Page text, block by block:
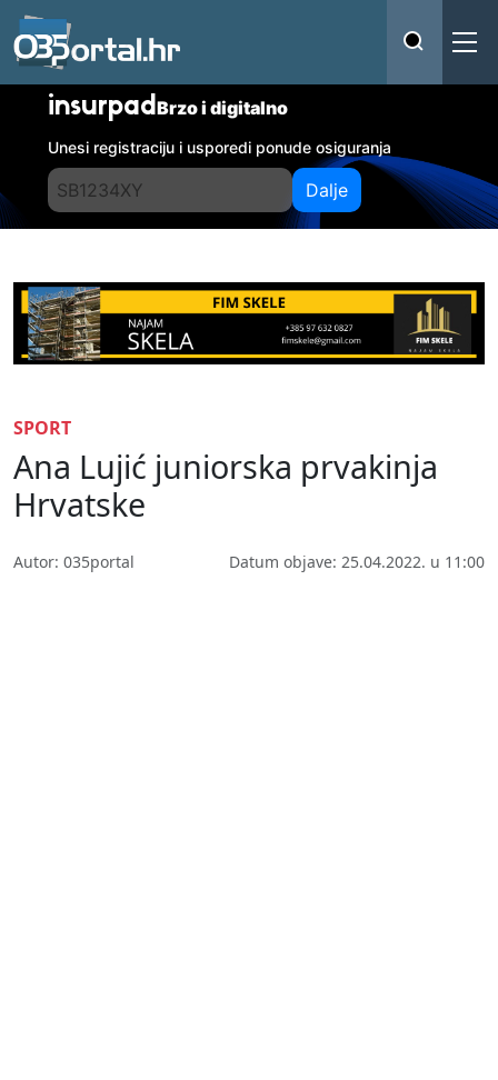
insurpadBrzo i digitalno
Unesi registraciju i usporedi ponude osiguranja
Dalje
SPORT
Ana Lujić juniorska prvakinja
Hrvatske
Autor: 035portal Datum objave: 25.04.2022. u 11:00